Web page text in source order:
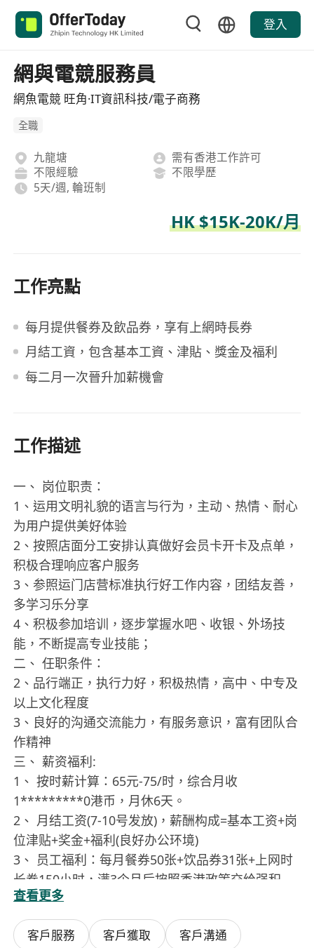
登入
網與電競服務員
網魚電競 旺角·IT資訊科技/電子商務
全職
九龍塘
需有香港工作許可
不限經驗
不限學歷
5天/週, 輪班制
HK $15K-20K/月
工作亮點
每月提供餐券及飲品券，享有上網時長券
月結工資，包含基本工資、津貼、獎金及福利
每二月一次晉升加薪機會
工作描述
一、 岗位职责：
1、运用文明礼貌的语言与行为，主动、热情、耐心
为用户提供美好体验
2、按照店面分工安排认真做好会员卡开卡及点单，
积极合理响应客户服务
3、参照运门店营标准执行好工作内容，团结友善，
多学习乐分享
4、积极参加培训，逐步掌握水吧、收银、外场技
能，不断提高专业技能；
二、 任职条件：
2、品行端正，执行力好，积极热情，高中、中专及
以上文化程度
3、良好的沟通交流能力，有服务意识，富有团队合
作精神
三、 薪资福利:
1、 按时薪计算：65元-75/时，综合月收
1*********0港币，月休6天。
2、 月结工资(7-10号发放)，薪酬构成=基本工资+岗
位津贴+奖金+福利(良好办公环境)
3、 员工福利：每月餐券50张+饮品券31张+上网时
长券150小时，满3个月后按照香港政策交给强积
金，红日加班、年假、病假等假期福利+各类有趣员
工活动等等
4、 晋升发展:(每二月一次晋升加薪机会)：服务员
查看更多
客戶服務 客戶獲取
客戶溝通